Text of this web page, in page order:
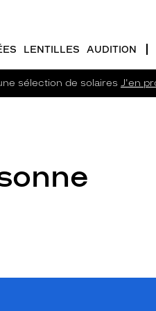
LENTILLES AUDITION
sélection de solaires J'en